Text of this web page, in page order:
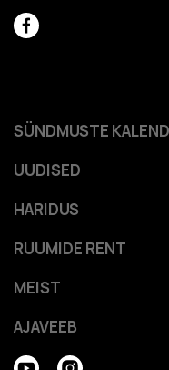
HARIDUS
RUUMIDE RENT
MEIST
AJAVEEB
SÜNDMUSTE
UUDISED